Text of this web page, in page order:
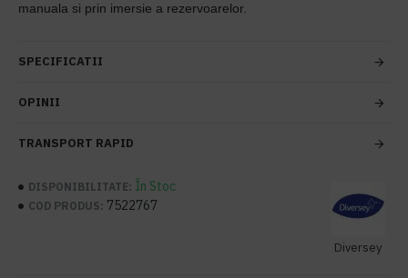
manuala si prin imersie a rezervoarelor.
SPECIFICATII
OPINII
TRANSPORT RAPID
DISPONIBILITATE: În Stoc
COD PRODUS: 7522767
Diversey